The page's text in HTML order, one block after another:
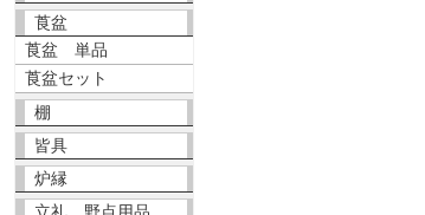
莨盆
莨盆 単品
莨盆セット
棚
皆具
炉縁